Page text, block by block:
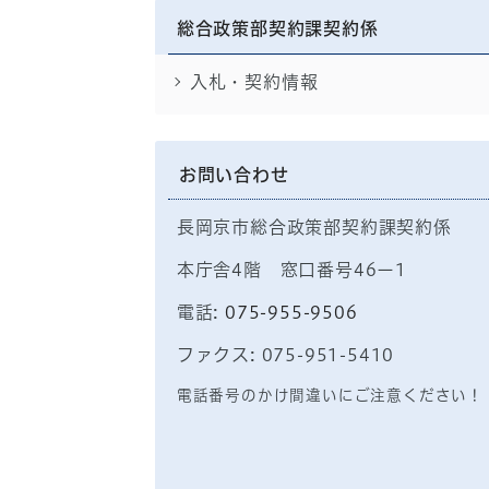
総合政策部契約課契約係
入札・契約情報
お問い合わせ
長岡京市総合政策部契約課契約係
本庁舎4階 窓口番号46ー1
電話: 075-955-9506
ファクス: 075-951-5410
電話番号のかけ間違いにご注意ください！